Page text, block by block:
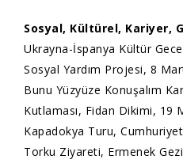
Sosyal, Kültürel, Kariyer,
Ukrayna-İspanya Kültür
Sosyal Yardım Projesi, 8
Bunu Yüzyüze Konuşalım
Kutlaması, Fidan Dikimi, 19
Kapadokya Turu,
Torku Ziyareti, Ermenek